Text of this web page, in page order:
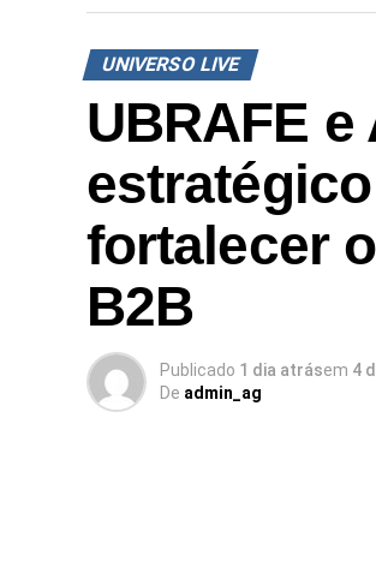
UNIVERSO LIVE
UBRAFE
fortalecer
B2B
Publicado 1 dia atrásem 4
De admin_ag